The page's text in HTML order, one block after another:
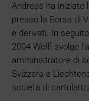
Andreas ha iniziato
presso la Borsa di
e derivati. In
2004 Wölfl svolge
amministratore di
Svizzera e
società di